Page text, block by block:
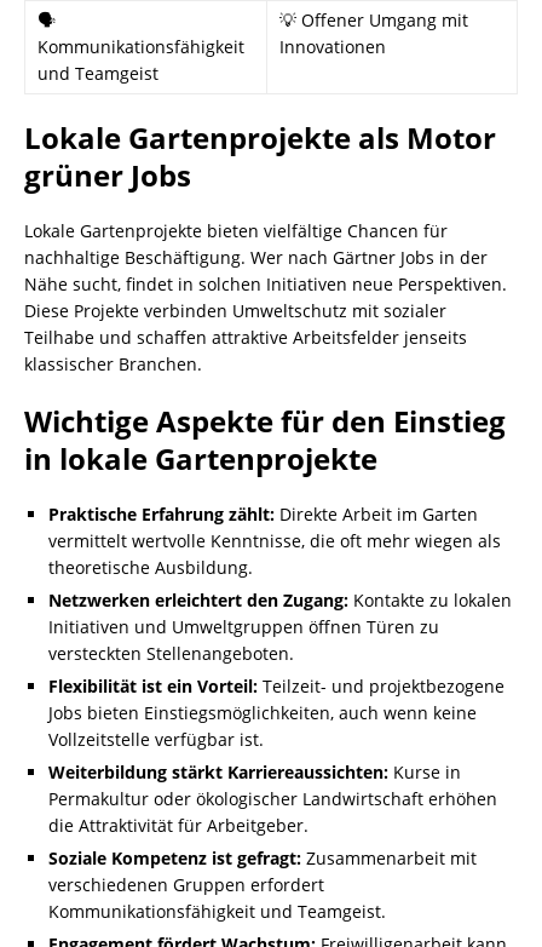
🗣️
Kommunikationsfähigkeit
und Teamgeist
💡 Offener Umgang mit
Innovationen
Lokale Gartenprojekte als Motor
grüner Jobs
Lokale Gartenprojekte bieten vielfältige Chancen für
nachhaltige Beschäftigung. Wer nach Gärtner Jobs in der
Nähe sucht, findet in solchen Initiativen neue Perspektiven.
Diese Projekte verbinden Umweltschutz mit sozialer
Teilhabe und schaffen attraktive Arbeitsfelder jenseits
klassischer Branchen.
Wichtige Aspekte für den Einstieg
in lokale Gartenprojekte
Praktische Erfahrung zählt: Direkte Arbeit im Garten
vermittelt wertvolle Kenntnisse, die oft mehr wiegen als
theoretische Ausbildung.
Netzwerken erleichtert den Zugang: Kontakte zu lokalen
Initiativen und Umweltgruppen öffnen Türen zu
versteckten Stellenangeboten.
Flexibilität ist ein Vorteil: Teilzeit- und projektbezogene
Jobs bieten Einstiegsmöglichkeiten, auch wenn keine
Vollzeitstelle verfügbar ist.
Weiterbildung stärkt Karriereaussichten: Kurse in
Permakultur oder ökologischer Landwirtschaft erhöhen
die Attraktivität für Arbeitgeber.
Soziale Kompetenz ist gefragt: Zusammenarbeit mit
verschiedenen Gruppen erfordert
Kommunikationsfähigkeit und Teamgeist.